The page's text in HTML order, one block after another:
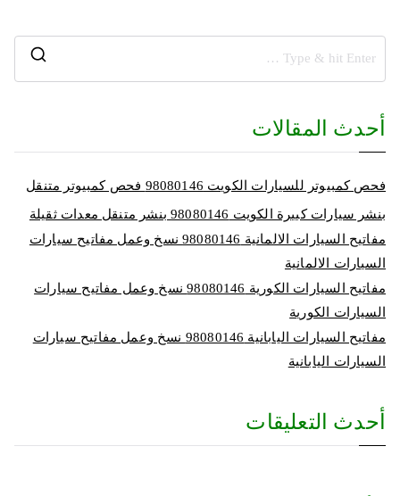
أحدث المقالات
فحص كمبيوتر للسيارات الكويت 98080146‬ فحص كمبيوتر متنقل
بنشر سيارات كبيرة الكويت 98080146‬ بنشر متنقل معدات ثقيلة
مفاتيح السيارات الالمانية 98080146‬ نسخ وعمل مفاتيح سيارات
السيارات الالمانية
مفاتيح السيارات الكورية 98080146‬ نسخ وعمل مفاتيح سيارات
السيارات الكورية
مفاتيح السيارات اليابانية 98080146‬ نسخ وعمل مفاتيح سيارات
السيارات اليابانية
أحدث التعليقات